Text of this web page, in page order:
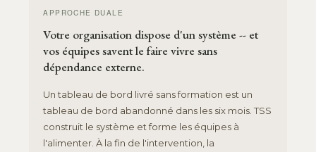
APPROCHE DUALE
Votre organisation dispose d'un système -- et
vos équipes savent le faire vivre sans
dépendance externe.
Un tableau de bord livré sans formation est un
tableau de bord abandonné dans les six mois. TSS
construit le système et forme les équipes à
l'alimenter. À la fin de l'intervention, la